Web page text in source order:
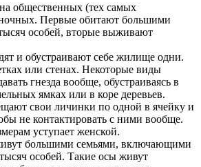
общественных (тех самых
Первые обитают большими
особей, вторые выживают
и обустраивают себе жилище одни.
или стенах. Некоторые виды
гнезда вообще, обустраиваясь в
ямках или в коре деревьев.
свои личинки по одной в ячейку и
не контактировать с ними вообще.
уступает женской.
большими семьями, включающими
особей. Такие осы живут